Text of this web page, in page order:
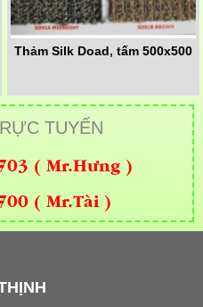
Thảm Silk Doad, tấm 500x500
TUYẾN
( Mr.Hưng )
( Mr.Tài )